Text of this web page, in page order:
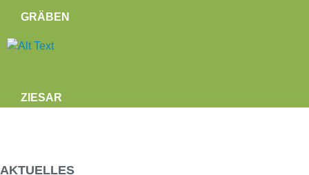
GRÄBEN
ZIESAR
AKTUELLES